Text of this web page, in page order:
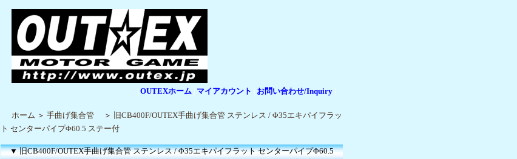
OUTEXホーム マイアカウント お問い合わせ/Inquiry
ホーム ＞ 手曲げ集合管 ＞
旧CB400F/OUTEX手曲げ集合管 ステンレス / Φ35エキパイフラッ
ト センターパイプΦ60.5 ステー付
▼ 旧CB400F/OUTEX手曲げ集合管 ステンレス / Φ35エキパイフラット センターパイプΦ60.5